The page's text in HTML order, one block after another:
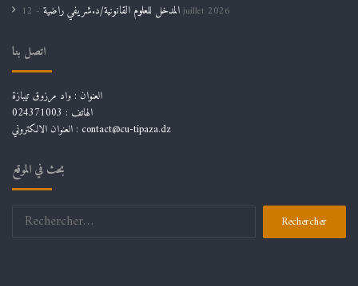
المدخل للعلوم القانونية/د.شريفي راضية12 juillet 2026
اتصل بنا
العنوان : واد مرزوق تيبازة
الهاتف : 024371003
العنوان الالكتروني : contact@cu-tipaza.dz
بحث في الموقع
Rechercher :